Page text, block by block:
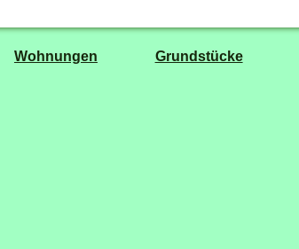
Wohnungen Grundstücke